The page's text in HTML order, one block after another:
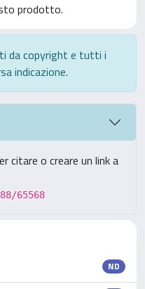
prodotto.
da copyright e tutti i
indicazione.
citare o creare un link a
65568
ND